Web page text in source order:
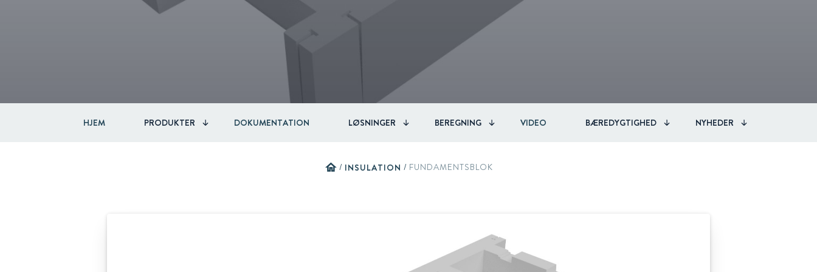
RAW
HJEM PRODUKTER DOKUMENTATION LØSNINGER BEREGNING VIDEO BÆREDYGTIGHED NYHEDER
home / INSULATION / FUNDAMENTSBLOK